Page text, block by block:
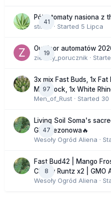
41
Półautomaty nasiona z
stix33 · Started 5 Lipca
19
Outdoor automatów
zielony_porucznik ·
97
3x mix Fast Buds, 1x
Moonrock, 1x White
Men_of_Rust · Started 30
47
Living Soil Soma's
GHS sezonowa🔥
Wesoły Ogród Aliena ·
8
Fast Bud42 | Mango
Cherry Runtz x2 | GMO
Wesoły Ogród Aliena ·